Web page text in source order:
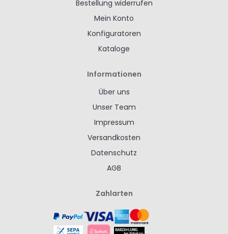
Bestellung widerrufen
Mein Konto
Konfiguratoren
Kataloge
Informationen
Über uns
Unser Team
Impressum
Versandkosten
Datenschutz
AGB
Zahlarten